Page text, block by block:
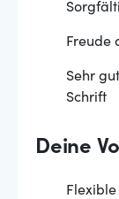
Freude
Sehr
Schrift
Deine